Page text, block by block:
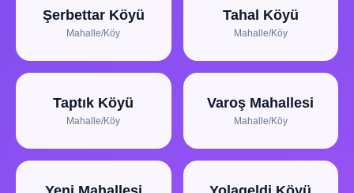
Şerbettar Köyü
Mahalle/Köy
Tahal Köyü
Mahalle/Köy
Taptık Köyü
Mahalle/Köy
Varoş Mahallesi
Mahalle/Köy